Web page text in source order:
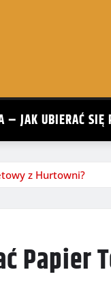
– JAK UBIERAĆ SIĘ
z Hurtowni?